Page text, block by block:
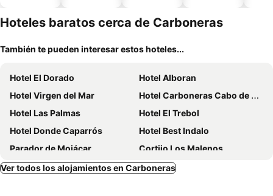
mascotas
Hoteles baratos cerca de Carboneras
También te pueden interesar estos hoteles...
Hotel El Dorado
Hotel Alboran
Hotel Virgen del Mar
Hotel Carboneras Cabo de Gata
Hotel Las Palmas
Hotel El Trebol
Hotel Donde Caparrós
Hotel Best Indalo
Parador de Mojácar
Cortijo Los Malenos
Boutique Hotel El Tio Kiko
Hotel Best Oasis Tropical
Ver todos los alojamientos en Carboneras